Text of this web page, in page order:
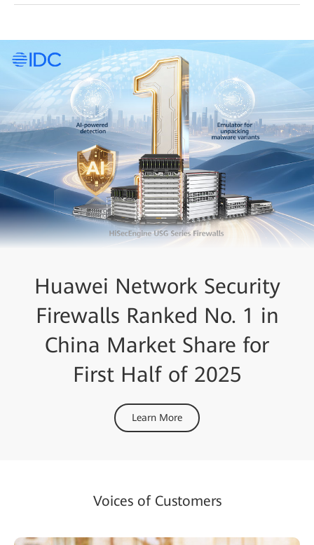
Huawei Network Security
Firewalls Ranked No. 1 in
China Market Share for
First Half of 2025
Learn More
Voices of Customers